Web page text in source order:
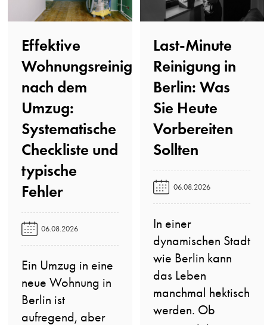
Effektive
Wohnungsreinigung
nach dem
Umzug:
Systematische
Checkliste und
typische
Fehler️
06.08.2026
Ein Umzug in eine
neue Wohnung in
Berlin ist
aufregend, aber
Last-Minute
Reinigung in
Berlin: Was
Sie Heute
Vorbereiten
Sollten️
06.08.2026
In einer
dynamischen Stadt
wie Berlin kann
das Leben
manchmal hektisch
werden. Ob